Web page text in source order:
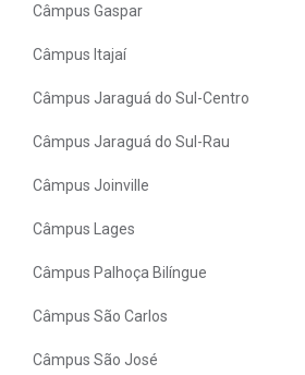
Câmpus Gaspar
Câmpus Itajaí
Câmpus Jaraguá do Sul-Centro
Câmpus Jaraguá do Sul-Rau
Câmpus Joinville
Câmpus Lages
Câmpus Palhoça Bilíngue
Câmpus São Carlos
Câmpus São José